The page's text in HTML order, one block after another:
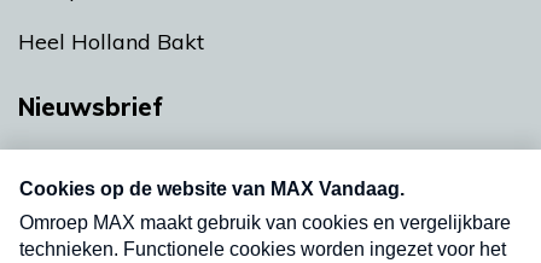
Heel Holland Bakt
Nieuwsbrief
nieuwsbrief. Elke vrijdag- en dinsdagochtend in
uw mailbox.